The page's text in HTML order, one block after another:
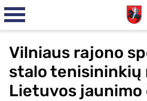
Vilniaus rajono
stalo tenisininkių
Lietuvos